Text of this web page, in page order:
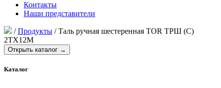
Контакты
Наши представители
/Продукты /Таль ручная шестеренная TOR ТРШ (C)
2ТХ12М
Открыть каталог →
Каталог